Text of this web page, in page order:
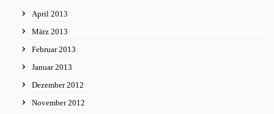
April 2013
März 2013
Februar 2013
Januar 2013
Dezember 2012
November 2012